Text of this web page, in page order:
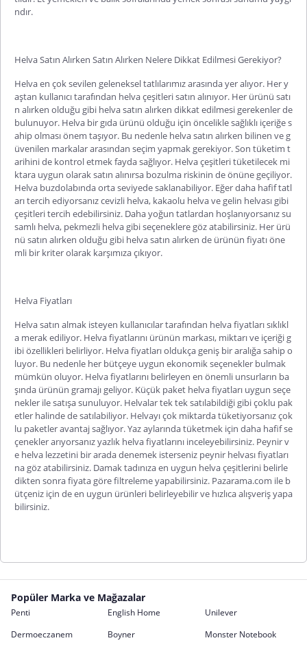
ndır.
Helva Satın Alırken Satın Alırken Nelere Dikkat Edilmesi Gerekiyor?
Helva en çok sevilen geleneksel tatlılarımız arasında yer alıyor. Her y
aştan kullanıcı tarafından helva çeşitleri satın alınıyor. Her ürünü satı
n alırken olduğu gibi helva satın alırken dikkat edilmesi gerekenlerde
bulunuyor. Helva bir gıda ürünü olduğu için öncelikle sağlıklı içeriğe s
ahip olması önem taşıyor. Bu nedenle helva satın alırken bilinen ve g
üvenilen markalar arasından seçim yapmak gerekiyor. Son tüketim t
arihini de kontrol etmek fayda sağlıyor. Helva çeşitleri tüketilecek mi
ktara uygun olarak satın alınırsa bozulma riskinin de önüne geçiliyor.
Helva buzdolabında orta seviyede saklanabiliyor. Eğer daha hafif tatl
arı tercih ediyorsanız cevizli helva, kakaolu helva ve gelin helvası gibi
çeşitleri tercih edebilirsiniz. Daha yoğun tatlardan hoşlanıyorsanız su
samlı helva, pekmezli helva gibi seçeneklere göz atabilirsiniz. Her ürü
nü satın alırken olduğu gibi helva satın alırken de ürünün fiyatı öne
mli bir kriter olarak karşımıza çıkıyor.
Helva Fiyatları
Helva satın almak isteyen kullanıcılar tarafından helva fiyatları sıklıkl
a merak ediliyor. Helva fiyatlarını ürünün markası, miktarı ve içeriği g
ibi özellikleri belirliyor. Helva fiyatlarıoldukça geniş bir aralığa sahip o
luyor. Bu nedenle her bütçeye uygun ekonomik seçenekler bulmak
mümkün oluyor. Helva fiyatlarını belirleyen en önemli unsurların ba
şında ürünün gramajı geliyor. Küçük paket helva fiyatları uygun seçe
nekler ile satışa sunuluyor. Helvalar tek tek satılabildiği gibi çoklu pak
etler halinde de satılabiliyor. Helvayı çok miktarda tüketiyorsanız çok
lu paketler avantaj sağlıyor. Yaz aylarında tüketmek için daha hafif se
çenekler arıyorsanızyazlık helva fiyatlarını inceleyebilirsiniz. Peynir v
e helva lezzetini bir arada denemek isterseniz peynir helvası fiyatları
na göz atabilirsiniz. Damak tadınıza en uygun helva çeşitlerini belirle
dikten sonra fiyata göre filtreleme yapabilirsiniz. Pazarama.com ile b
ütçeniz için de en uygun ürünleri belirleyebilir ve hızlıca alışveriş yapa
bilirsiniz.
Popüler Marka ve Mağazalar
Penti English Home
Unilever
Dermoeczanem
Boyner
Monster Notebook